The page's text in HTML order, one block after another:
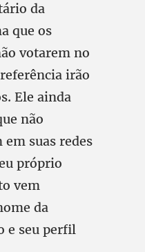
da
que os
votarem no
irão
Ele ainda
não
suas redes
próprio
vem
da
e seu perfil